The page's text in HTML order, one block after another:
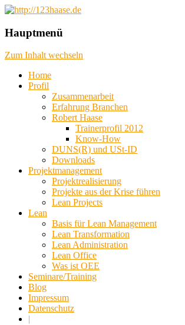
http://123haase.de
planen, das unmögliche denken
Hauptmenü
Zum Inhalt wechseln
Home
Profil
Zusammenarbeit
Erfahrung Branchen
Robert Haase
Trainerprofil 2012
Know-How
DUNS(R) und USt-ID
Downloads
Projektmanagement
Projektrealisierung
Projekte aus der Krise führen
Lean Projects
Lean
Basis für Lean Management
Lean Transformation
Lean Administration
Lean Office
Was ist OEE
Seminare/Training
Blog
Impressum
Datenschutz
|